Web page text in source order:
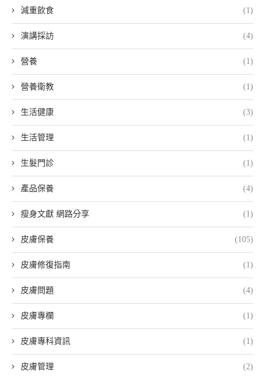
減重飲食 (1)
演講採訪 (4)
營養 (1)
營養衛教 (1)
生活健康 (3)
生活管理 (1)
生髮門診 (1)
產品保養 (4)
瘦身文獻 網路分享 (1)
皮膚保養 (105)
皮膚修復指南 (1)
皮膚問題 (4)
皮膚專欄 (1)
皮膚專科資訊 (1)
皮膚管理 (2)